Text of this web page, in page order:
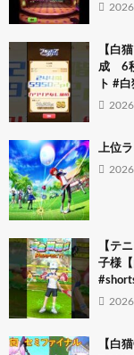
【白
成 6
ト #
上位
【テ
子様
【白